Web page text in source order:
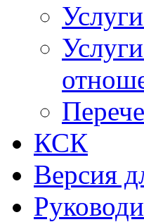
КСК
Версия